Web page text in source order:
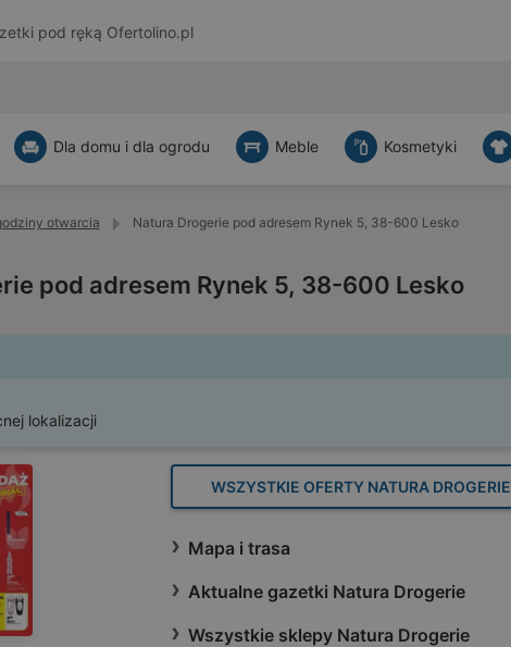
pod ręką Ofertolino.pl
Dla domu i dla ogrodu Meble Kosmetyki
otwarcia Natura Drogerie pod adresem Rynek 5, 38-600 Lesko
pod adresem Rynek 5, 38-600 Lesko
lokalizacji
WSZYSTKIE OFERTY NATURA DROGERIE
Mapa i trasa
Aktualne gazetki Natura Drogerie
Wszystkie sklepy Natura Drogerie